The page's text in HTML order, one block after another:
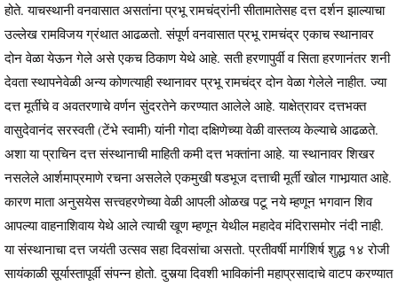
होते. याचस्थानी वनवासात असतांना प्रभू रामचंद्रांनी सीतामातेसह दत्त दर्शन झाल्याचा
उल्लेख रामविजय ग्रंथात आढळतो. संपूर्ण वनवासात प्रभू रामचंद्र एकाच स्थानावर
दोन वेळा येऊन गेले असे एकच ठिकाण येथे आहे. सती हरणापुर्वी व सिता हरणानंतर शनी
देवता स्थापनेवेळी अन्य कोणत्याही स्थानावर प्रभू रामचंद्र दोन वेळा गेलेले नाहीत. ज्या
दत्त मूर्तीचे व अवतरणाचे वर्णन सुंदरतेने करण्यात आलेले आहे. याक्षेत्रावर दत्तभक्त
वासुदेवानंद सरस्वती (टेंभे स्वामी) यांनी गोदा दक्षिणेच्या वेळी वास्तव्य केल्याचे आढळते.
अशा या प्राचिन दत्त संस्थानाची माहिती कमी दत्त भक्तांना आहे. या स्थानावर शिखर
नसलेले आर्शमाप्रमाणे रचना असलेले एकमुखी षडभूज दत्ताची मूर्ती खोल गाभार्‍यात आहे.
कारण माता अनुसयेस सत्त्वहरणेच्या वेळी आपली ओळख पटू नये म्हणून भगवान शिव
आपल्या वाहनाशिवाय येथे आले त्याची खूण म्हणून येथील महादेव मंदिरासमोर नंदी नाही.
या संस्थानाचा दत्त जयंती उत्सव सहा दिवसांचा असतो. प्रतीवर्षी मार्गशिर्ष शुद्ध १४ रोजी
सायंकाळी सूर्यास्तापूर्वी संपन्न होतो. दुसर्‍या दिवशी भाविकांनी महाप्रसादाचे वाटप करण्यात